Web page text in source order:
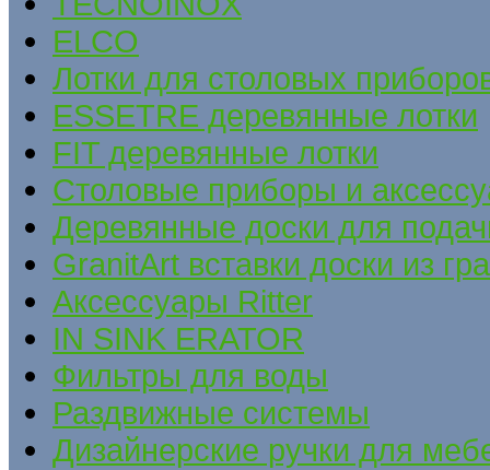
ELCO
Лотки для столовых
ESSETRE деревянные лотки
FIT деревянные лотки
Столовые приборы и
Деревянные доски для
GranitArt вставки доски из
Аксессуары Ritter
IN SINK ERATOR
Фильтры для воды
Раздвижные системы
Дизайнерские ручки для